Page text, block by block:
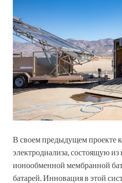
В своем предыдущем проекте
электродиализа, состоящую
ионообменной мембранной
батарей. Инновация в этой